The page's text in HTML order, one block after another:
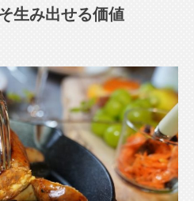
生み出せる価値